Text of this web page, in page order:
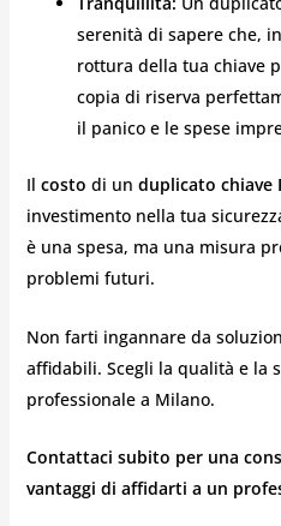
serenità di sapere che,
rottura della tua chiave
copia di riserva
il panico e le spese
Il costo di un duplicato chiave
investimento nella tua
è una spesa, ma una misura
problemi futuri.
Non farti ingannare da
affidabili. Scegli la qualità e la
professionale a Milano.
Contattaci subito per una
vantaggi di affidarti a un